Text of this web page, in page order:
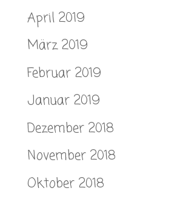
April 2019
März 2019
Februar 2019
Januar 2019
Dezember 2018
November 2018
Oktober 2018